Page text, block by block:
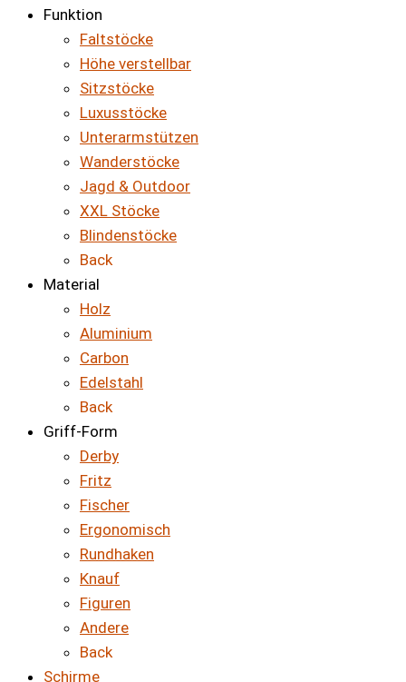
Funktion
Faltstöcke
Höhe verstellbar
Sitzstöcke
Luxusstöcke
Unterarmstützen
Wanderstöcke
Jagd & Outdoor
XXL Stöcke
Blindenstöcke
Back
Material
Holz
Aluminium
Carbon
Edelstahl
Back
Griff-Form
Derby
Fritz
Fischer
Ergonomisch
Rundhaken
Knauf
Figuren
Andere
Back
Schirme